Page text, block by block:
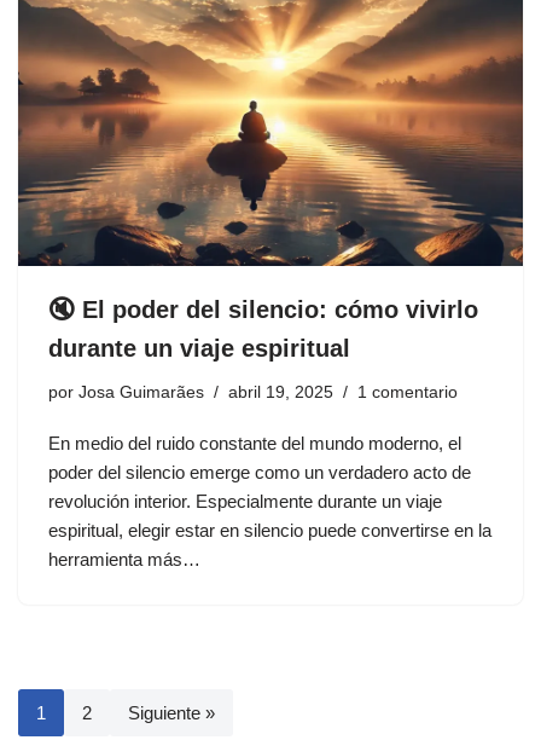
🔇 El poder del silencio: cómo vivirlo
durante un viaje espiritual
por Josa Guimarães abril 19, 2025 1 comentario
En medio del ruido constante del mundo moderno, el
poder del silencio emerge como un verdadero acto de
revolución interior. Especialmente durante un viaje
espiritual, elegir estar en silencio puede convertirse en la
herramienta más…
1 2 Siguiente »